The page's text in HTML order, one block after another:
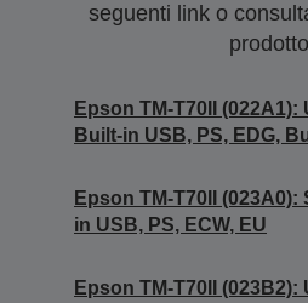
seguenti link o
Epson TM-T70II (022A1):
Built-in USB, PS, EDG,
Epson TM-T70II (023A0):
in USB, PS, ECW, EU
Epson TM-T70II (023B2):